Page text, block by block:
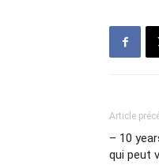
Article
– 10
qui peut